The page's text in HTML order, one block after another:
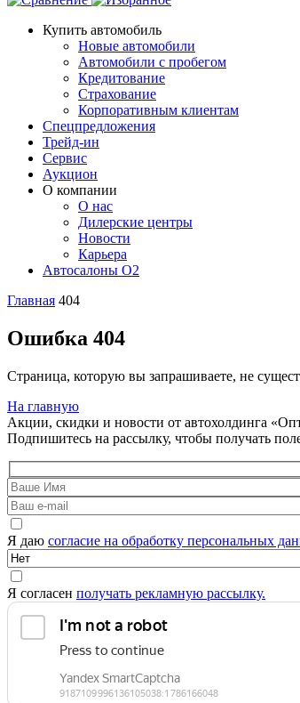
Купить автомобиль
Новые автомобили
Автомобили с пробегом
Кредитование
Страхование
Корпоративным клиентам
Спецпредложения
Трейд-ин
Сервис
Аукцион
О компании
О нас
Дилерские центры
Новости
Карьера
Автосалоны O2
Главная 404
Ошибка 404
Страница, которую вы запрашиваете, не
На главную
Акции, скидки и новости от автохолдинга
Подпишитесь на рассылку, чтобы получать
Я даю согласие на обработку персональных
Я согласен получать рекламную рассылку.